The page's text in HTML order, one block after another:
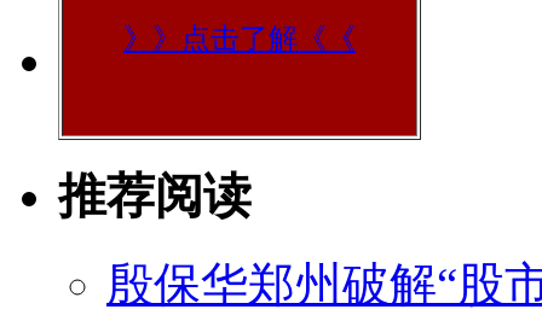
》》点击了解《《
推荐阅读
殷保华郑州破解“股